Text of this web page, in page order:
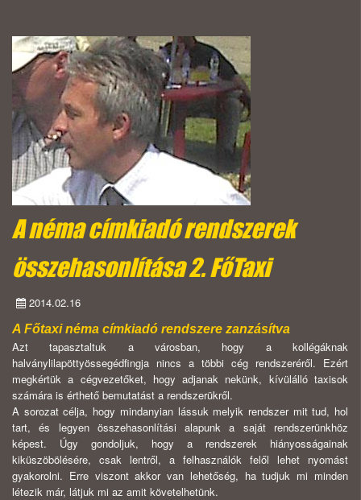
A néma címkiadó rendszerek
összehasonlítása 2. FőTaxi
2014.02.16
A Főtaxi néma címkiadó rendszere zanzásítva
Azt tapasztaltuk a városban, hogy a kollégáknak
halványlilapöttyössegédfingja nincs a többi cég rendszeréről. Ezért
megkértük a cégvezetőket, hogy adjanak nekünk, kívülálló taxisok
számára is érthető bemutatást a rendszerükről.
A sorozat célja, hogy mindanyian lássuk melyik rendszer mit tud, hol
tart, és legyen összehasonlítási alapunk a saját rendszerünkhöz
képest. Úgy gondoljuk, hogy a rendszerek hiányosságainak
kiküszöbölésére, csak lentről, a felhasználók felől lehet nyomást
gyakorolni. Erre viszont akkor van lehetőség, ha tudjuk mi minden
létezik már, látjuk mi az amit követelhetünk.